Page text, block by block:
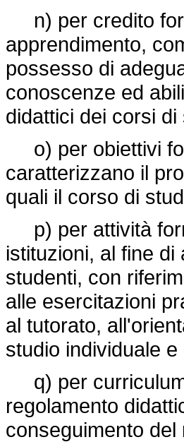
n) per credito
apprendimento,
possesso di
conoscenze ed
didattici dei corsi di
o) per obiettivi
caratterizzano il
quali il corso di
p) per attività
istituzioni, al fine
studenti, con
alle esercitazioni
al tutorato,
studio individuale
q) per
regolamento
conseguimento del